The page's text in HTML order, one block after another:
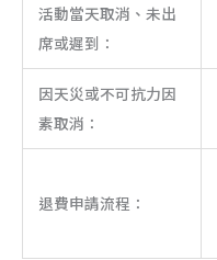
活動當天取消、未出
席或遲到：
因天災或不可抗力因
素取消：
退費申請流程：